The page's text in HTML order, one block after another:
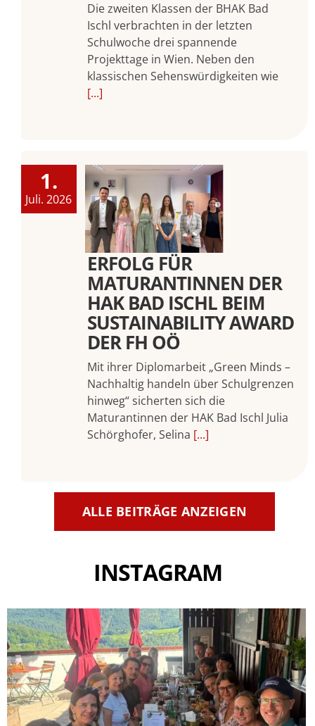
Die zweiten Klassen der BHAK Bad
Ischl verbrachten in der letzten
Schulwoche drei spannende
Projekttage in Wien. Neben den
klassischen Sehenswürdigkeiten wie
[...]
1.
Juli. 2026
ERFOLG FÜR
MATURANTINNEN DER
HAK BAD ISCHL BEIM
SUSTAINABILITY AWARD
DER FH OÖ
Mit ihrer Diplomarbeit „Green Minds –
Nachhaltig handeln über Schulgrenzen
hinweg“ sicherten sich die
Maturantinnen der HAK Bad Ischl Julia
Schörghofer, Selina [...]
ALLE BEITRÄGE ANZEIGEN
INSTAGRAM